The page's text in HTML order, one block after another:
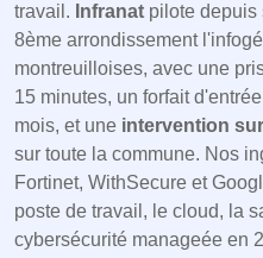
travail. Infranat pilote depuis
8ème arrondissement
montreuilloises, avec une
15 minutes, un forfait
mois, et une intervention
sur toute la commune. Nos
Fortinet, WithSecure et
poste de travail, le cloud, la
cybersécurité manageée en